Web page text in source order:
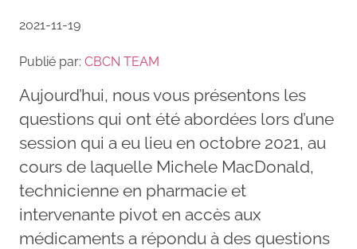
2021-11-19
Publié par: CBCN TEAM
Aujourd’hui, nous vous présentons les
questions qui ont été abordées lors d’une
session qui a eu lieu en octobre 2021, au
cours de laquelle Michele MacDonald,
technicienne en pharmacie et
intervenante pivot en accès aux
médicaments a répondu à des questions